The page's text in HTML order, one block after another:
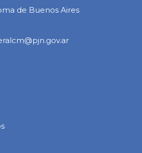
de Buenos Aires